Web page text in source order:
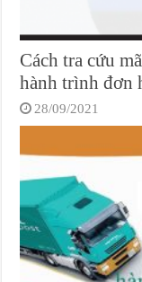
Cách tra cứu
hành trình đơn
28/09/2021